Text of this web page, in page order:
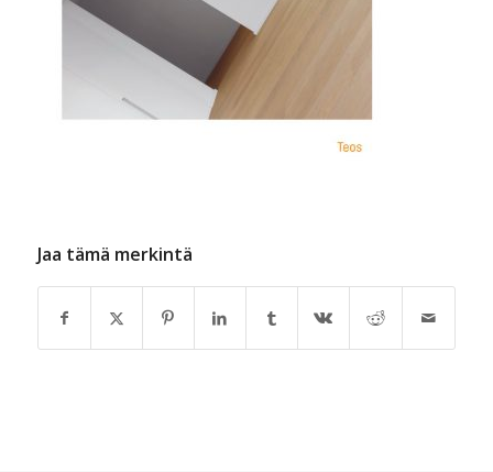
Jaa tämä merkintä